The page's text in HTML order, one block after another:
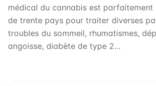
médical du cannabis est parfaitement
de trente pays pour traiter diverses
troubles du sommeil, rhumatismes,
angoisse, diabète de type 2…